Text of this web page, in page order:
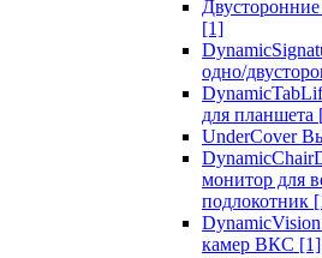
[1]
одно/
для планшета
UnderCover
монитор для
подлокотник
камер ВКС [1]